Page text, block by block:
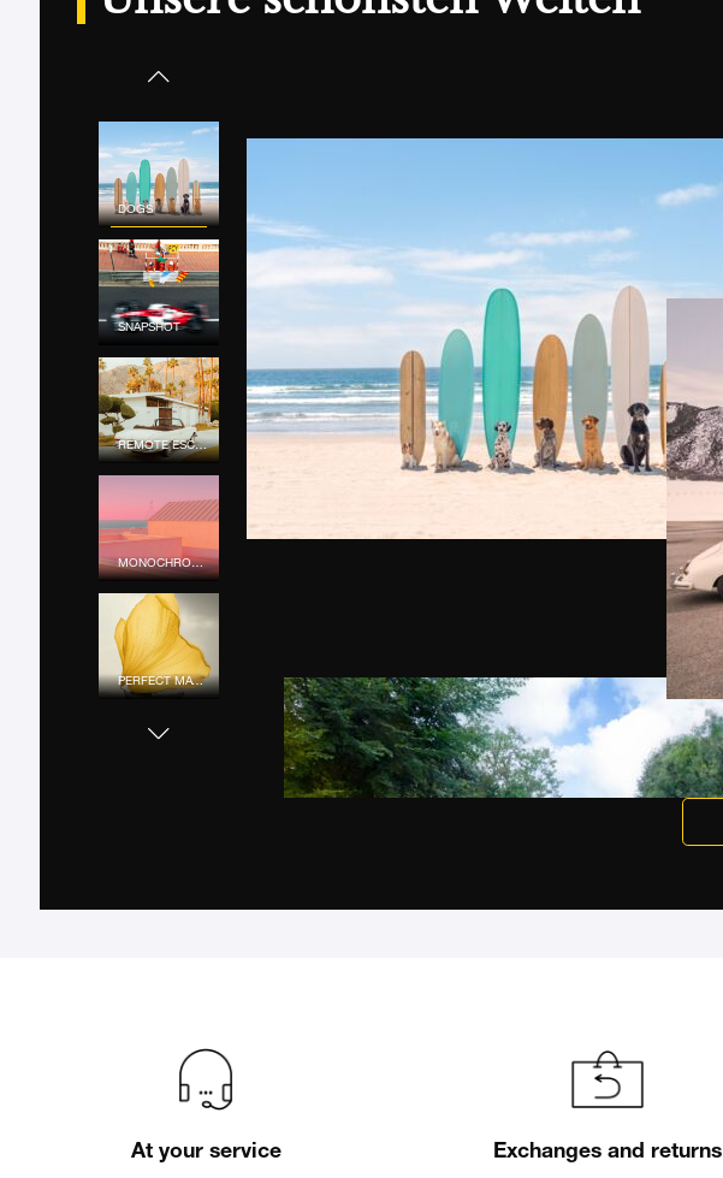
DOGS
SNAPSHOT
REMOTE ESCAPE
MONOCHROME MOOD
PERFECT MATCH
FOUR SEASONS
At your service Exchanges and returns